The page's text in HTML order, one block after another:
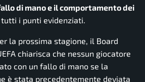
di mano e il comportamento dei
i punti evidenziati.
la prossima stagione, il Board
chiarisca che nessun giocatore
con un fallo di mano se la
è stata precedentemente deviata